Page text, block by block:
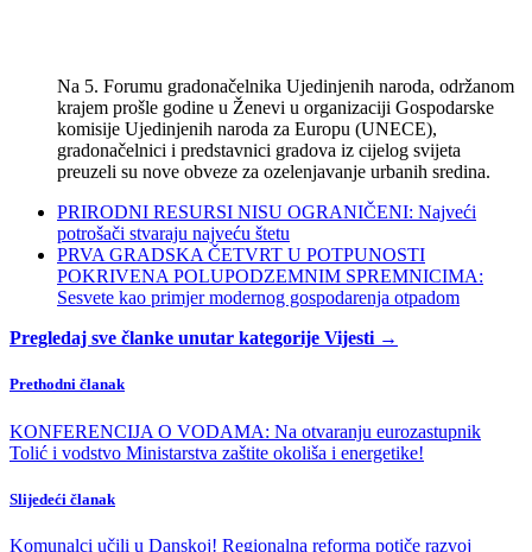
Na 5. Forumu gradonačelnika Ujedinjenih naroda, održanom
krajem prošle godine u Ženevi u organizaciji Gospodarske
komisije Ujedinjenih naroda za Europu (UNECE),
gradonačelnici i predstavnici gradova iz cijelog svijeta
preuzeli su nove obveze za ozelenjavanje urbanih sredina.
PRIRODNI RESURSI NISU OGRANIČENI: Najveći
potrošači stvaraju najveću štetu
PRVA GRADSKA ČETVRT U POTPUNOSTI
POKRIVENA POLUPODZEMNIM SPREMNICIMA:
Sesvete kao primjer modernog gospodarenja otpadom
Pregledaj sve članke unutar kategorije Vijesti →
Prethodni članak
KONFERENCIJA O VODAMA: Na otvaranju eurozastupnik
Tolić i vodstvo Ministarstva zaštite okoliša i energetike!
Slijedeći članak
Komunalci učili u Danskoj! Regionalna reforma potiče razvoj